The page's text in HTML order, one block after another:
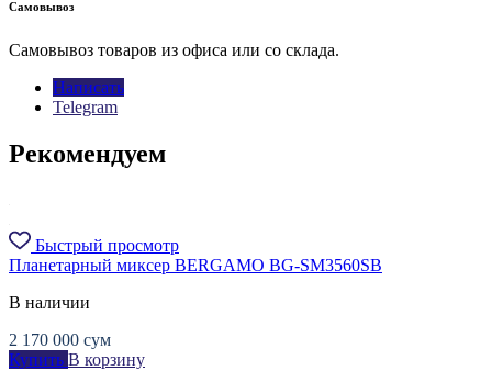
Самовывоз
Самовывоз товаров из офиса или со склада.
Написать
Telegram
Рекомендуем
Быстрый просмотр
Планетарный миксер BERGAMO BG-SM3560SB
В наличии
2 170 000 сум
Купить В корзину